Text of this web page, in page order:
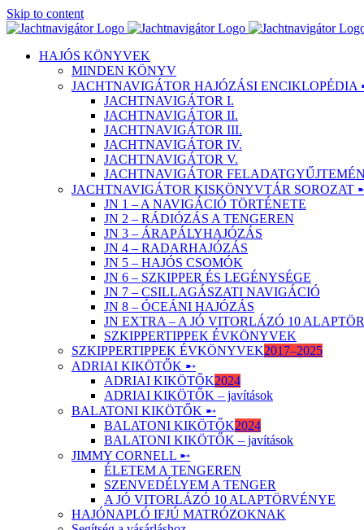
Skip to content
HAJÓS KÖNYVEK
MINDEN KÖNYV
JACHTNAVIGÁTOR HAJÓZÁSI ENCIKLOPÉDIA
JACHTNAVIGÁTOR I.
JACHTNAVIGÁTOR II.
JACHTNAVIGÁTOR III.
JACHTNAVIGÁTOR IV.
JACHTNAVIGÁTOR V.
JACHTNAVIGÁTOR
JACHTNAVIGÁTOR KISKÖNYVTÁR SOROZAT
JN 1 – A NAVIGÁCIÓ TÖRTÉNETE
JN 2 – RÁDIÓZÁS A TENGEREN
JN 3 – ÁRAPÁLYHAJÓZÁS
JN 4 – RADARHAJÓZÁS
JN 5 – HAJÓS CSOMÓK
JN 6 – SZKIPPER ÉS LEGÉNYSÉGE
JN 7 – CSILLAGÁSZATI NAVIGÁCIÓ
JN 8 – ÓCEÁNI HAJÓZÁS
JN EXTRA – A JÓ VITORLÁZÓ 10
SZKIPPERTIPPEK ÉVKÖNYVEK
SZKIPPERTIPPEK ÉVKÖNYVEK2017–2025
ADRIAI KIKÖTŐK ➸
ADRIAI KIKÖTŐK2024
ADRIAI KIKÖTŐK – javítások
BALATONI KIKÖTŐK ➸
BALATONI KIKÖTŐK2024
BALATONI KIKÖTŐK – javítások
JIMMY CORNELL ➸
ÉLETEM A TENGEREN
SZENVEDÉLYEM A TENGER
A JÓ VITORLÁZÓ 10 ALAPTÖRVÉNYE
HAJÓNAPLÓ IFJÚ MATRÓZOKNAK